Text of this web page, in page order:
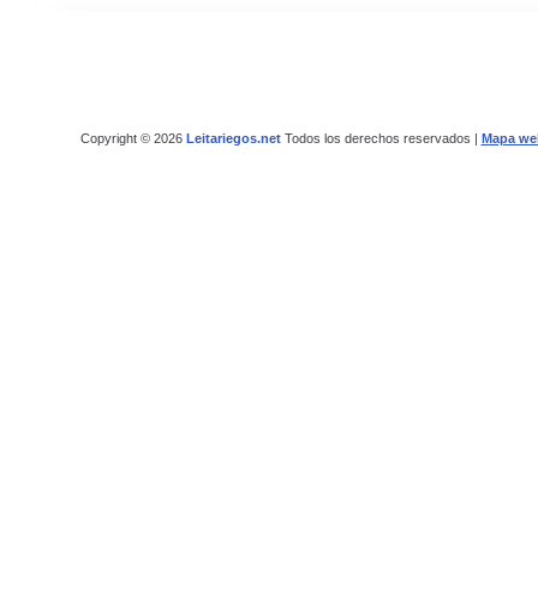
Copyright © 2026 Leitariegos.netTodos los derechos reservados | Mapa